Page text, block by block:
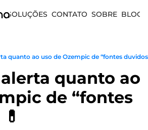
SOLUÇÕES CONTATO SOBRE BLOG
quanto ao uso de Ozempic de “fontes
quanto ao
de “fontes